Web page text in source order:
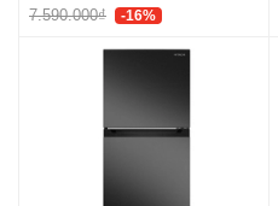
7.590.000₫ -16%